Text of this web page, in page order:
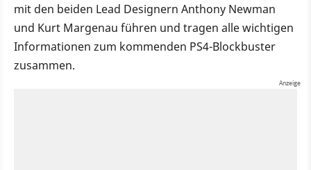
mit den beiden Lead Designern Anthony Newman
und Kurt Margenau führen und tragen alle wichtigen
Informationen zum kommenden PS4-Blockbuster
zusammen.